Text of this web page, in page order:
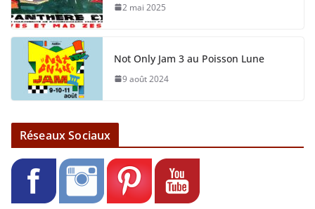
2 mai 2025
Not Only Jam 3 au Poisson Lune
9 août 2024
Réseaux Sociaux